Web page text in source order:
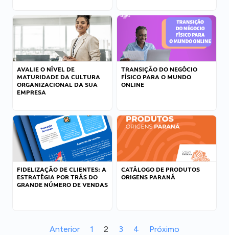
AVALIE O NÍVEL DE
MATURIDADE DA CULTURA
ORGANIZACIONAL DA SUA
EMPRESA
TRANSIÇÃO DO NEGÓCIO
FÍSICO PARA O MUNDO
ONLINE
FIDELIZAÇÃO DE CLIENTES: A
ESTRATÉGIA POR TRÁS DO
GRANDE NÚMERO DE VENDAS
CATÁLOGO DE PRODUTOS
ORIGENS PARANÁ
Anterior 1 2 3 4 Próximo